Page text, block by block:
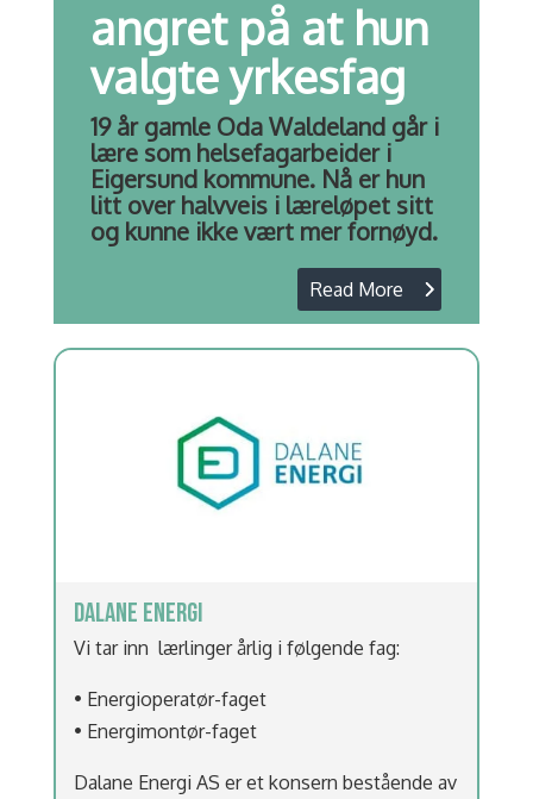
angret på at hun
valgte yrkesfag
19 år gamle Oda Waldeland går i
lære som helsefagarbeider i
Eigersund kommune. Nå er hun
litt over halvveis i læreløpet sitt
og kunne ikke vært mer fornøyd.
Read More
DALANE ENERGI
Vi tar inn lærlinger årlig i følgende fag:
• Energioperatør-faget
• Energimontør-faget
Dalane Energi AS er et konsern bestående av